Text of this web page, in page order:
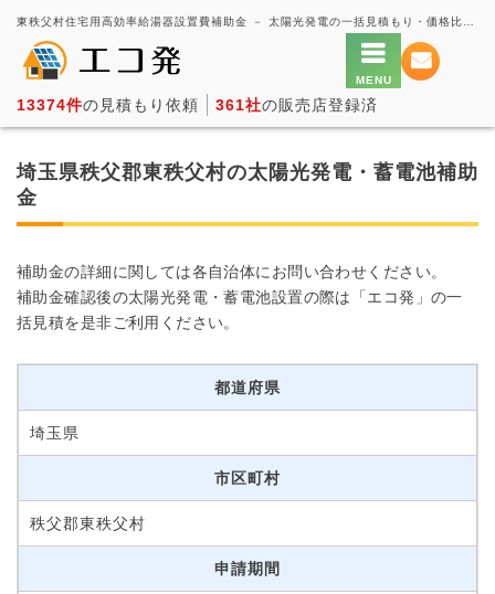
13374件の見積もり依頼 361社の販売店登録済
埼玉県秩父郡東秩父村の太陽光発電・蓄電池補助
金
補助金の詳細に関しては各自治体にお問い合わせください。
補助金確認後の太陽光発電・蓄電池設置の際は「エコ発」の一
括見積を是非ご利用ください。
都道府県
埼玉県
市区町村
秩父郡東秩父村
申請期間